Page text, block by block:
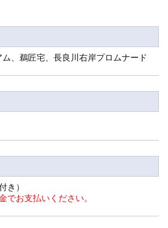
、鵜匠宅、長良川右岸プロムナード
き）
でお支払いください。